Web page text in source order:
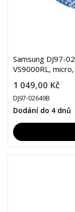
Samsung DJ97-
VS9000RL,
1 049,00 Kč
DJ97-02649B
Dodání do 4 dnů